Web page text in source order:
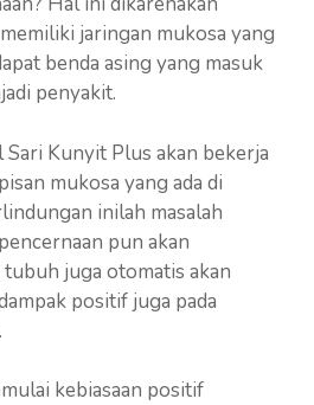
jaringan mukosa yang
benda asing yang masuk
penyakit.
Kunyit Plus akan bekerja
mukosa yang ada di
inilah masalah
pun akan
juga otomatis akan
positif juga pada
kebiasaan positif